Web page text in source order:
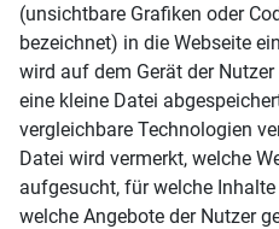
(unsichtbare Grafiken oder
bezeichnet) in die Webseite
wird auf dem Gerät der
eine kleine Datei
vergleichbare Technologien
Datei wird vermerkt, welche
aufgesucht, für welche
welche Angebote der Nutzer